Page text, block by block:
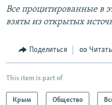
Все процитированные в
взяты из открытых
Поделиться
This item is part of
Крым Общество